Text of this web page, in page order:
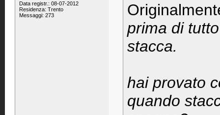
Data registr.: 08-07-2012
Residenza: Trento
Messaggi: 273
prima di
stacca.
hai provato
quando